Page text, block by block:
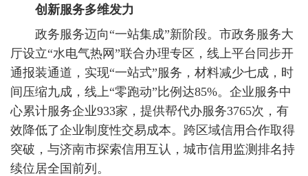
创新服务多维发力
政务服务迈向“一站集成”新阶段。市政务服务大
厅设立“水电气热网”联合办理专区，线上平台同步开
通报装通道，实现“一站式”服务，材料减少七成，时
间压缩九成，线上“零跑动”比例达85%。企业服务中
心累计服务企业933家，提供帮代办服务3765次，有
效降低了企业制度性交易成本。跨区域信用合作取得
突破，与济南市探索信用互认，城市信用监测排名持
续位居全国前列。